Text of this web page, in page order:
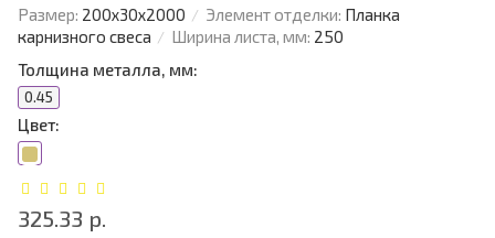
Размер: 200х30х2000 Элемент отделки: Планка
карнизного свеса
Ширина листа, мм: 250
Толщина металла, мм:
0.45
Цвет:
325.33 р.